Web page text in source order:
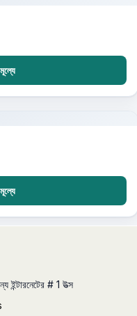
ইন্টারনেটের # 1 উত্স